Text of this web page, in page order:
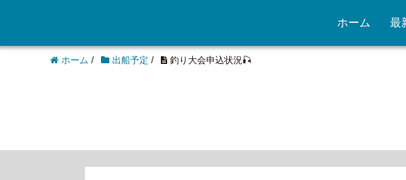
ホーム 最
ホーム / 出船予定 / 釣り大会申込状況🎣